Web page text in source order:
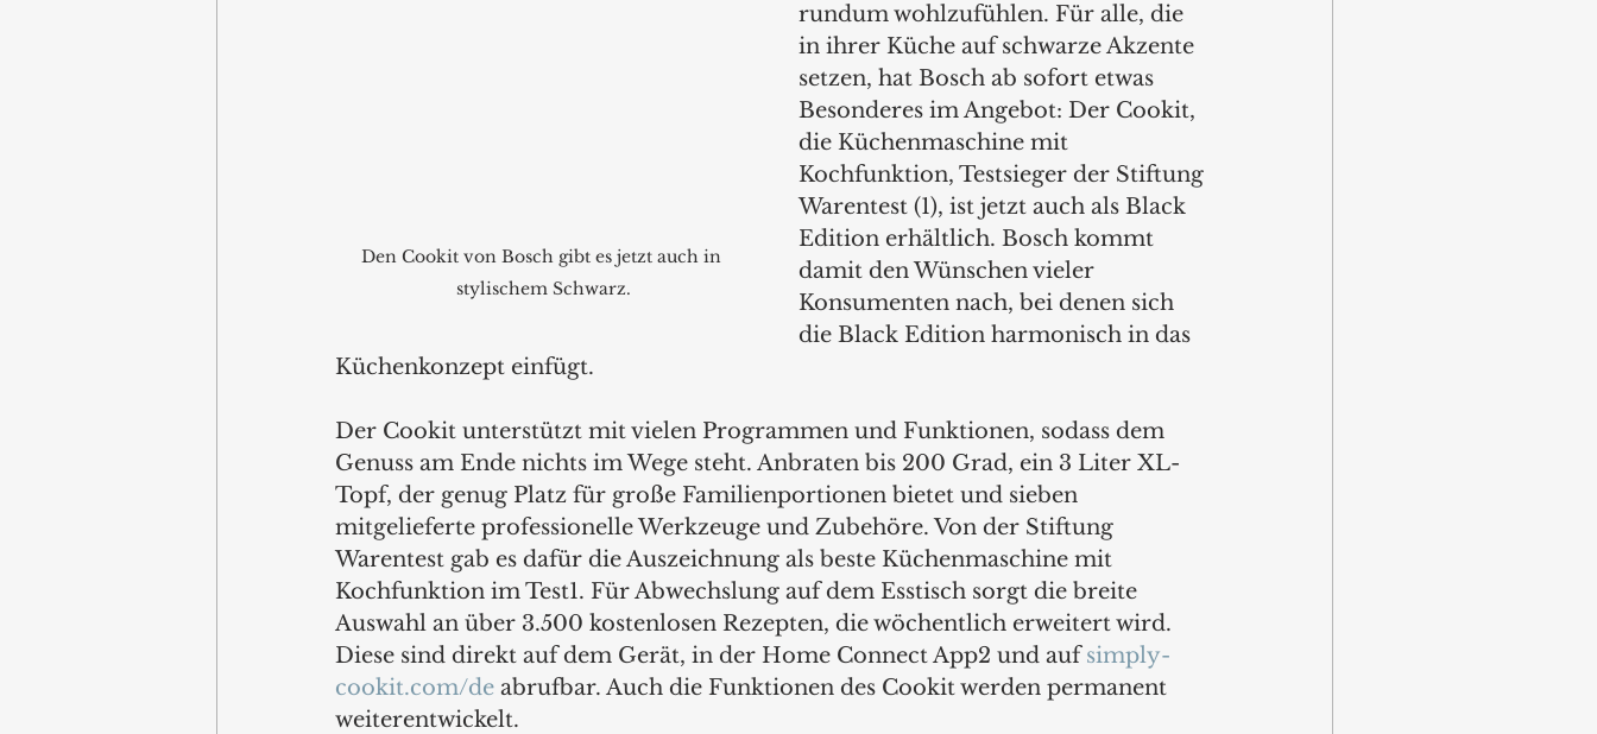
Den Cookit von Bosch gibt es jetzt auch in
stylischem Schwarz.
rundum wohlzufühlen. Für alle, die
in ihrer Küche auf schwarze Akzente
setzen, hat Bosch ab sofort etwas
Besonderes im Angebot: Der Cookit,
die Küchenmaschine mit
Kochfunktion, Testsieger der Stiftung
Warentest (1), ist jetzt auch als Black
Edition erhältlich. Bosch kommt
damit den Wünschen vieler
Konsumenten nach, bei denen sich
die Black Edition harmonisch in das
Küchenkonzept einfügt.
Der Cookit unterstützt mit vielen Programmen und Funktionen, sodass dem
Genuss am Ende nichts im Wege steht. Anbraten bis 200 Grad, ein 3 Liter XL-
Topf, der genug Platz für große Familienportionen bietet und sieben
mitgelieferte professionelle Werkzeuge und Zubehöre. Von der Stiftung
Warentest gab es dafür die Auszeichnung als beste Küchenmaschine mit
Kochfunktion im Test1. Für Abwechslung auf dem Esstisch sorgt die breite
Auswahl an über 3.500 kostenlosen Rezepten, die wöchentlich erweitert wird.
Diese sind direkt auf dem Gerät, in der Home Connect App2 und auf simply-
cookit.com/de abrufbar. Auch die Funktionen des Cookit werden permanent
weiterentwickelt.